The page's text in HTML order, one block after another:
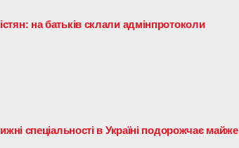
на батьків склали адмінпротоколи
спеціальності в Україні подорожчає майже